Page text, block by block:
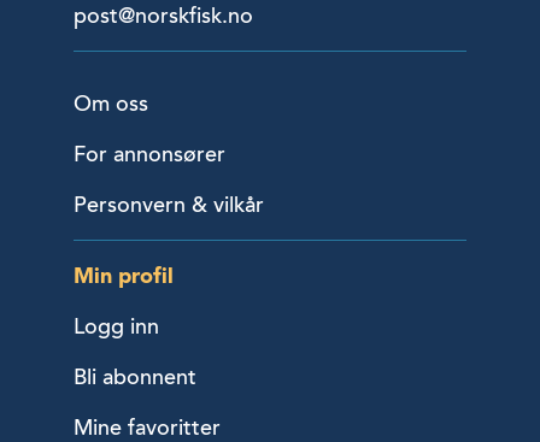
post@norskfisk.no
Om oss
For annonsører
Personvern & vilkår
Min profil
Logg inn
Bli abonnent
Mine favoritter